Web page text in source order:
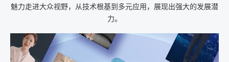
魅力走进大众视野，从技术根基到多元应用，展现出强大的发展潜
力。​